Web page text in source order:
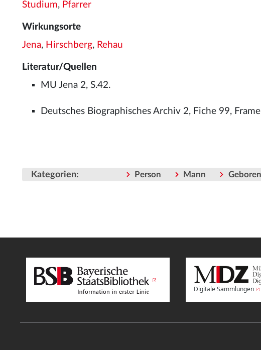
Studium, Pfarrer
Wirkungsorte
Jena, Hirschberg, Rehau
Literatur/Quellen
MU Jena 2, S.42.
Deutsches Biographisches Archiv 2, Fiche 99,
Kategorien: Person Mann
Digitale Sammlungen